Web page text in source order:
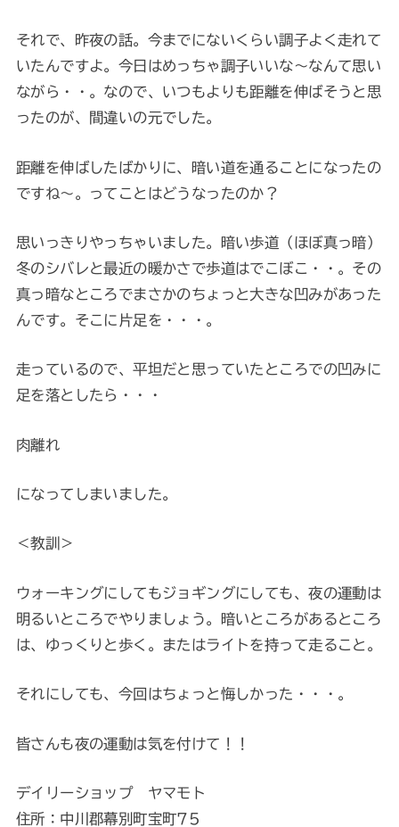
それで、昨夜の話。今までにないくらい調子よく走れて
いたんですよ。今日はめっちゃ調子いいな～なんて思い
ながら・・。なので、いつもよりも距離を伸ばそうと思
ったのが、間違いの元でした。
距離を伸ばしたばかりに、暗い道を通ることになったの
ですね～。ってことはどうなったのか？
思いっきりやっちゃいました。暗い歩道（ほぼ真っ暗）
冬のシバレと最近の暖かさで歩道はでこぼこ・・。その
真っ暗なところでまさかのちょっと大きな凹みがあった
んです。そこに片足を・・・。
走っているので、平坦だと思っていたところでの凹みに
足を落としたら・・・
肉離れ
になってしまいました。
＜教訓＞
ウォーキングにしてもジョギングにしても、夜の運動は
明るいところでやりましょう。暗いところがあるところ
は、ゆっくりと歩く。またはライトを持って走ること。
それにしても、今回はちょっと悔しかった・・・。
皆さんも夜の運動は気を付けて！！
デイリーショップ ヤマモト
住所：中川郡幕別町宝町75